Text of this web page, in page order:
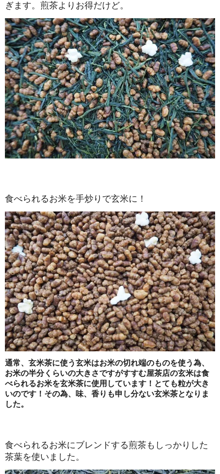
ぎます。煎茶よりお得だけど。
食べられるお米を手炒りで玄米に！
通常、玄米茶に使う玄米はお米の切れ端のものを使う為、
お米の半分くらいの大きさですがすすむ屋茶店の玄米は食
べられるお米を玄米茶に使用しています！とても粒が大き
いのです！その為、味、香りも申し分ない玄米茶となりま
した。
食べられるお米にブレンドする煎茶もしっかりした
茶葉を使いました。